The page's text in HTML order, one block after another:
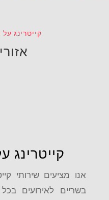
קייטרינג
קייטרינג
אנו מציעים שירותי
בשריים לאירועים